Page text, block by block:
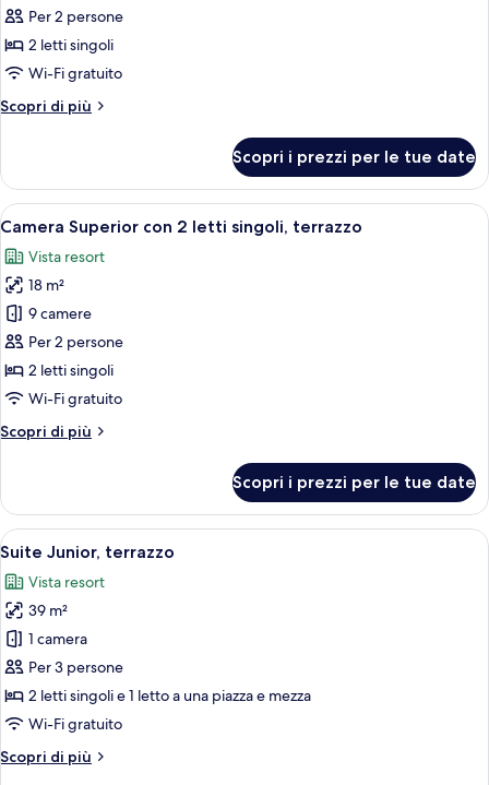
per
Camera
Standard
2
Per 2 persone
2 letti singoli
Wi-Fi gratuito
Scopri di più
Altri
Standard
con
2
singoli
Scopri i prezzi per le tue date
Apri
tutte
le
foto
per
Camera
Superior
con
letti
Una camera da letto con un letto,
22
Camera Superior con 2 letti singoli, terrazzo
Vista resort
18 m²
9 camere
Per 2 persone
2 letti singoli
Wi-Fi gratuito
Scopri di più
Altri
Superior
con
2
singoli,
terrazzo
Scopri i prezzi per le tue date
Apri
tutte
le
foto
per
Suite
Junior,
terrazzo
Un ambiente compatto con divano,
17
Suite Junior, terrazzo
Vista resort
39 m²
1 camera
Per 3 persone
2 letti singoli e 1 letto a una piazza e mezza
Wi-Fi gratuito
Scopri di più
Altri